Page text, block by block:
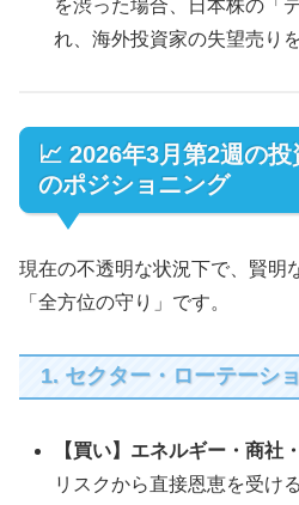
を渋った場合、日本株の「
れ、海外投資家の失望売り
📈 2026年3月第2週の
のポジショニング
現在の不透明な状況下で、賢明
「全方位の守り」です。
1. セクター・ローテーシ
【買い】エネルギー・商社
リスクから直接恩恵を受け